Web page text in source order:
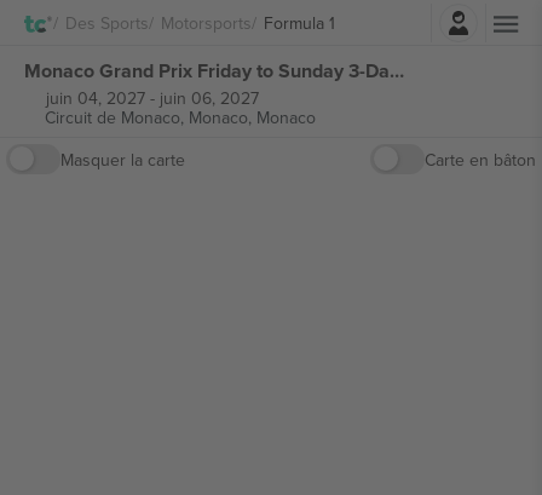
Des Sports Motorsports Formula 1
Connexion
Monaco Grand Prix Friday to Sunday 3-Day Pass Formula 1 billets
juin 04, 2027- juin 06, 2027
Circuit de Monaco, Monaco, Monaco
Masquer la carte
Carte en bâton